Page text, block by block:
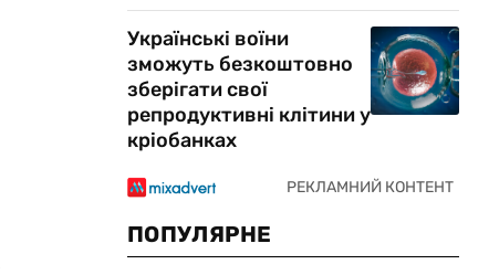
Українські воїни
зможуть безкоштовно
зберігати свої
репродуктивні клітини у
кріобанках
ПОПУЛЯРНЕ